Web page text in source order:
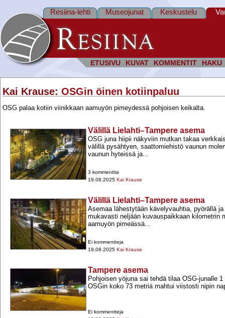
ETUSIVU KUVAT KOMMENTIT HAKU
Resiina-lehti Museojunat Keskustelu
Kai Krause: OSGin öinen kotiinpaluu
OSG palaa kotiin viinikkaan aamuyön pimeydessä pohjoisen keikalta.
Välillä Lielahti–Tampere asema
OSG juna hiipii näkyviin mutkan takaa
välillä pysähtyen, saattomiehistö vaunun
vaunun hyteissä ja...
3 kommenttia
19.08.2025 Kai Krause
Välillä Lielahti–Tampere asema
Asemaa lähestytään kävelyvauhtia, pyörällä
mukavasti neljään kuvauspaikkaan kilometrin
aamuyön pimeässä...
Ei kommentteja
19.08.2025 Kai Krause
Tampere asema
Pohjoisen yöjuna sai tehdä tilaa OSG-​junalle
OSGin koko 73 metriä mahtui viistosti nipin
Ei kommentteja